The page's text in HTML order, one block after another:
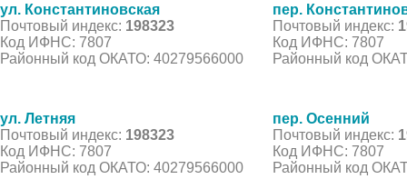
ул. Константиновская
Почтовый индекс: 198323
Код ИФНС: 7807
Районный код ОКАТО: 40279566000
пер.
Почтовый индекс:
Код ИФНС: 7807
Районный код
ул. Летняя
Почтовый индекс: 198323
Код ИФНС: 7807
Районный код ОКАТО: 40279566000
пер. Осенний
Почтовый индекс:
Код ИФНС: 7807
Районный код